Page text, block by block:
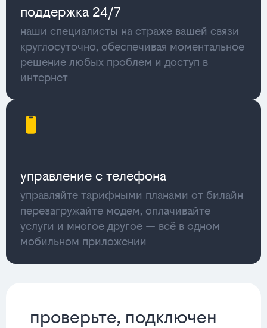
поддержка 24/7
наши специалисты на страже вашей связи
круглосуточно, обеспечивая моментальное
решение любых проблем и доступ в
интернет
управление с телефона
управляйте тарифными планами от билайн
перезагружайте модем, оплачивайте
услуги и многое другое — всё в одном
мобильном приложении
проверьте, подключен